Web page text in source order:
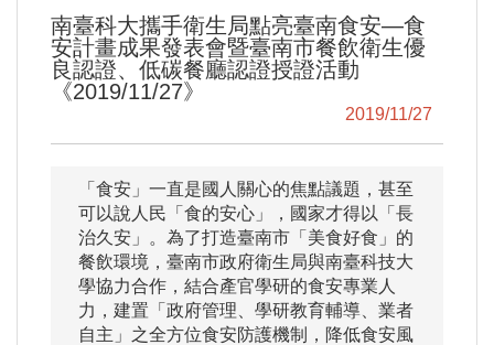
南臺科大攜手衛生局點亮臺南食安—食
安計畫成果發表會暨臺南市餐飲衛生優
良認證、低碳餐廳認證授證活動
《2019/11/27》
2019/11/27
「食安」一直是國人關心的焦點議題，甚至
可以說人民「食的安心」，國家才得以「長
治久安」。為了打造臺南市「美食好食」的
餐飲環境，臺南市政府衛生局與南臺科技大
學協力合作，結合產官學研的食安專業人
力，建置「政府管理、學研教育輔導、業者
自主」之全方位食安防護機制，降低食安風